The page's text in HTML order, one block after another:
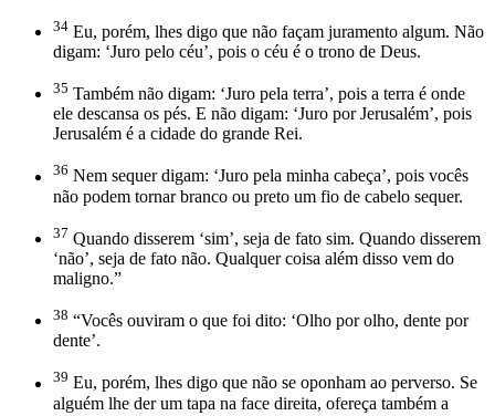
34 Eu, porém, lhes digo que não façam juramento algum. Não
digam: ‘Juro pelo céu’, pois o céu é o trono de Deus.
35 Também não digam: ‘Juro pela terra’, pois a terra é onde
ele descansa os pés. E não digam: ‘Juro por Jerusalém’, pois
Jerusalém é a cidade do grande Rei.
36 Nem sequer digam: ‘Juro pela minha cabeça’, pois vocês
não podem tornar branco ou preto um fio de cabelo sequer.
37 Quando disserem ‘sim’, seja de fato sim. Quando disserem
‘não’, seja de fato não. Qualquer coisa além disso vem do
maligno.”
38 “Vocês ouviram o que foi dito: ‘Olho por olho, dente por
dente’.
39 Eu, porém, lhes digo que não se oponham ao perverso. Se
alguém lhe der um tapa na face direita, ofereça também a